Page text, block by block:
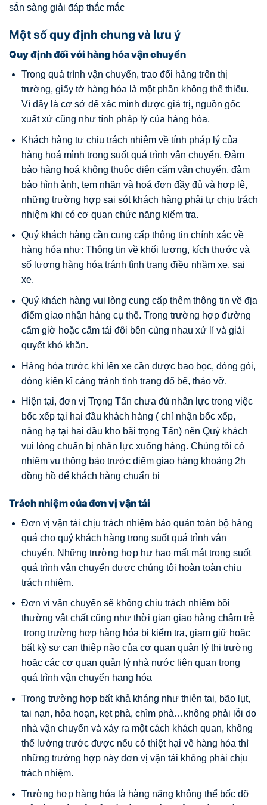
sẵn sàng giải đáp thắc mắc
Một số quy định chung và lưu ý
Quy định đối với hàng hóa vận chuyển
Trong quá trình vận chuyển, trao đổi hàng trên thị
trường, giấy tờ hàng hóa là một phần không thể thiếu.
Vì đây là cơ sở để xác minh được giá trị, nguồn gốc
xuất xứ cũng như tính pháp lý của hàng hóa.
Khách hàng tự chịu trách nhiệm về tính pháp lý của
hàng hoá mình trong suốt quá trình vận chuyển. Đảm
bảo hàng hoá không thuộc diện cấm vận chuyển, đảm
bảo hình ảnh, tem nhãn và hoá đơn đầy đủ và hợp lệ,
những trường hợp sai sót khách hàng phải tự chịu trách
nhiệm khi có cơ quan chức năng kiểm tra.
Quý khách hàng cần cung cấp thông tin chính xác về
hàng hóa như: Thông tin về khối lượng, kích thước và
số lượng hàng hóa tránh tình trạng điều nhầm xe, sai
xe.
Quý khách hàng vui lòng cung cấp thêm thông tin về địa
điểm giao nhận hàng cụ thể. Trong trường hợp đường
cấm giờ hoặc cấm tải đôi bên cùng nhau xử lí và giải
quyết khó khăn.
Hàng hóa trước khi lên xe cần được bao bọc, đóng gói,
đóng kiện kĩ càng tránh tình trạng đổ bể, tháo vỡ.
Hiện tại, đơn vị Trọng Tấn chưa đủ nhân lực trong việc
bốc xếp tại hai đầu khách hàng ( chỉ nhận bốc xếp,
nâng hạ tại hai đầu kho bãi trọng Tấn) nên Quý khách
vui lòng chuẩn bị nhân lực xuống hàng. Chúng tôi có
nhiệm vụ thông báo trước điểm giao hàng khoảng 2h
đồng hồ để khách hàng chuẩn bị
Trách nhiệm của đơn vị vận tải
Đơn vị vận tải chịu trách nhiệm bảo quản toàn bộ hàng
quá cho quý khách hàng trong suốt quá trình vận
chuyển. Những trường hợp hư hao mất mát trong suốt
quá trình vận chuyển được chúng tôi hoàn toàn chịu
trách nhiệm.
Đơn vị vận chuyển sẽ không chịu trách nhiệm bồi
thường vật chất cũng như thời gian giao hàng chậm trễ
trong trường hợp hàng hóa bị kiểm tra, giam giữ hoặc
bất kỳ sự can thiệp nào của cơ quan quản lý thị trường
hoặc các cơ quan quản lý nhà nước liên quan trong
quá trình vận chuyển hang hóa
Trong trường hợp bất khả kháng như thiên tai, bão lụt,
tai nạn, hỏa hoạn, kẹt phà, chìm phà…không phải lỗi do
nhà vận chuyển và xảy ra một cách khách quan, không
thể lường trước được nếu có thiệt hại về hàng hóa thì
những trường hợp này đơn vị vận tải không phải chịu
trách nhiệm.
Trường hợp hàng hóa là hàng nặng không thể bốc dỡ